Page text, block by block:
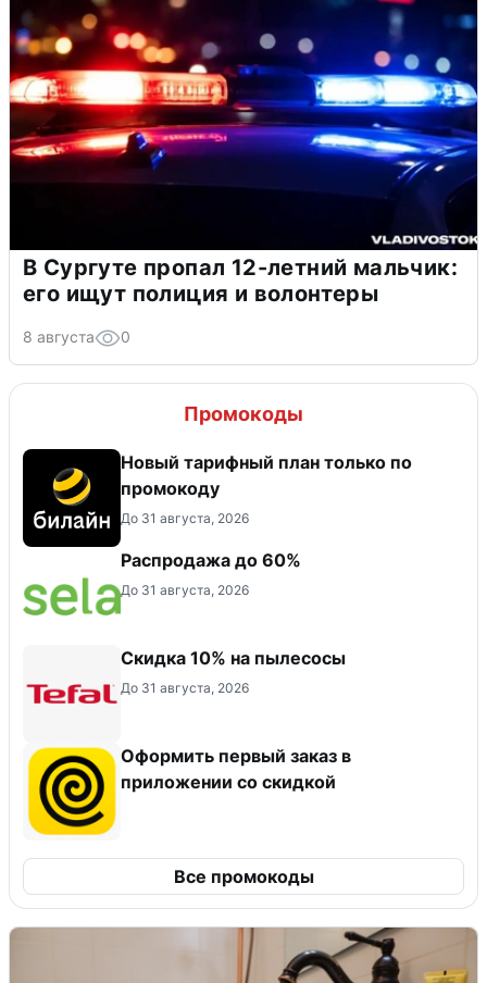
В Сургуте пропал 12-летний мальчик:
его ищут полиция и волонтеры
8 августа 0
Промокоды
Новый тарифный план только по
промокоду
До 31 августа, 2026
Распродажа до 60%
До 31 августа, 2026
Скидка 10% на пылесосы
До 31 августа, 2026
Оформить первый заказ в
приложении со скидкой
Все промокоды